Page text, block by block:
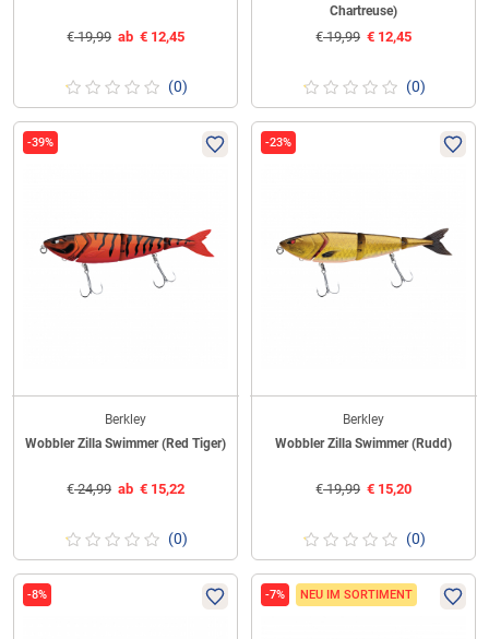
€19,99 ab € 12,45
(0)
Chartreuse)
€19,99 € 12,45
(0)
-39%
Berkley
Wobbler Zilla Swimmer (Red Tiger)
€24,99 ab € 15,22
(0)
-23%
Berkley
Wobbler Zilla Swimmer (Rudd)
€19,99 € 15,20
(0)
-8% -7% NEU IM SORTIMENT